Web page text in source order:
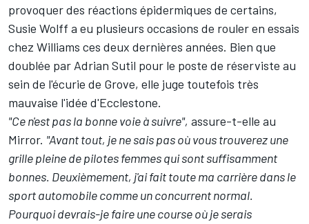
provoquer des réactions épidermiques de certains,
Susie Wolff a eu plusieurs occasions de rouler en essais
chez Williams ces deux dernières années. Bien que
doublée par Adrian Sutil pour le poste de réserviste au
sein de l'écurie de Grove, elle juge toutefois très
mauvaise l'idée d'Ecclestone.
"Ce n'est pas la bonne voie à suivre", assure-t-elle au
Mirror. "Avant tout, je ne sais pas où vous trouverez une
grille pleine de pilotes femmes qui sont suffisamment
bonnes. Deuxièmement, j'ai fait toute ma carrière dans le
sport automobile comme un concurrent normal.
Pourquoi devrais-je faire une course où je serais